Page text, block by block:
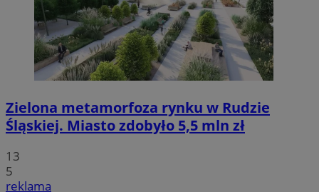
Zielona metamorfoza rynku w Rudzie
Śląskiej. Miasto zdobyło 5,5 mln zł
13
5
reklama